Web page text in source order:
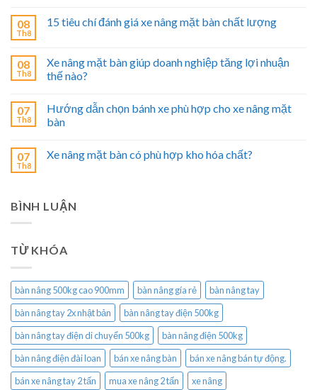
08
Th8
15 tiêu chí đánh giá xe nâng mặt bàn chất lượng
08
Th8
Xe nâng mặt bàn giúp doanh nghiệp tăng lợi nhuận
thế nào?
07
Th8
Hướng dẫn chọn bánh xe phù hợp cho xe nâng mặt
bàn
07
Th8
Xe nâng mặt bàn có phù hợp kho hóa chất?
BÌNH LUẬN
TỪ KHÓA
bàn nâng 500kg cao 900mm bàn nâng gía rẻ
bàn nâng tay
bàn nâng tay 2x nhật bản
bàn nâng tay điện 500kg
bàn nâng tay điện di chuyển 500kg
bàn nâng điện 500kg
bàn nâng điện đài loan
bán xe nâng bàn
bán xe nâng bán tự động.
bán xe nâng tay 2 tấn
mua xe nâng 2 tấn
xe nâng